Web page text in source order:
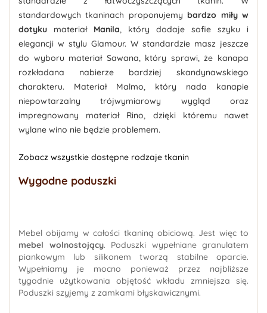
standardowych tkaninach proponujemy bardzo miły w
dotyku materiał Manila, który dodaje sofie szyku i
elegancji w stylu Glamour. W standardzie masz jeszcze
do wyboru materiał Sawana, który sprawi, że kanapa
rozkładana nabierze bardziej skandynawskiego
charakteru. Materiał Malmo, który nada kanapie
niepowtarzalny trójwymiarowy wygląd oraz
impregnowany materiał Rino, dzięki któremu nawet
wylane wino nie będzie problemem.
Zobacz wszystkie dostępne rodzaje tkanin
Wygodne poduszki
Mebel obijamy w całości tkaniną obiciową. Jest więc to
mebel wolnostojący. Poduszki wypełniane granulatem
piankowym lub silikonem tworzą stabilne oparcie.
Wypełniamy je mocno ponieważ przez najbliższe
tygodnie użytkowania objętość wkładu zmniejsza się.
Poduszki szyjemy z zamkami błyskawicznymi.